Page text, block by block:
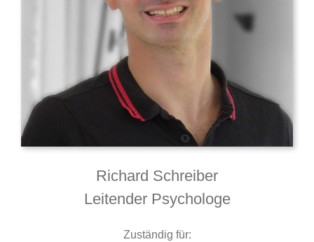
Richard Schreiber
Leitender Psychologe
Zuständig für: